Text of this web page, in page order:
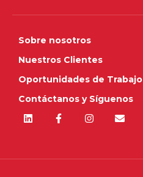
Sobre nosotros
Nuestros Clientes
Oportunidades de Trabajo
Contáctanos y Síguenos